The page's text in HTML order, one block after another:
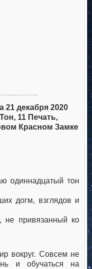
21 декабря 2020
11 Печать,
Красном Замке
одиннадцатый тон
догм, взглядов и
не привязанный ко
вокруг. Совсем не
и обучаться на